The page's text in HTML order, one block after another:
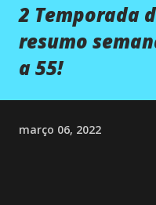
2 Temporada
resumo
a 55!
março 06, 2022